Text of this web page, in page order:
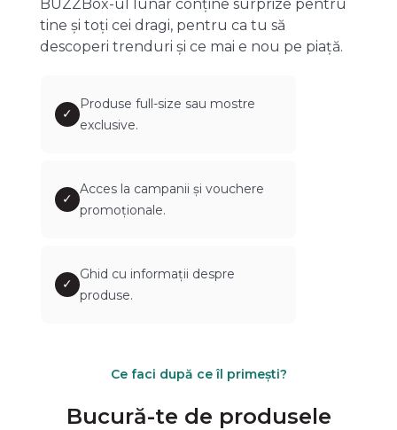
BUZZBox-ul lunar conține surprize pentru
tine și toți cei dragi, pentru ca tu să
descoperi trenduri și ce mai e nou pe piață.
✓
Produse full-size sau mostre
exclusive.
✓
Acces la campanii și vouchere
promoționale.
✓
Ghid cu informații despre
produse.
Ce faci după ce îl primești?
Bucură-te de produsele